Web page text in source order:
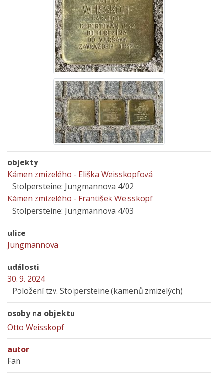
objekty
Kámen zmizelého - Eliška Weisskopfová
Stolpersteine: Jungmannova 4/02
Kámen zmizelého - František Weisskopf
Stolpersteine: Jungmannova 4/03
ulice
Jungmannova
události
30. 9. 2024
Položení tzv. Stolpersteine (kamenů zmizelých)
osoby na objektu
Otto Weisskopf
autor
Fan